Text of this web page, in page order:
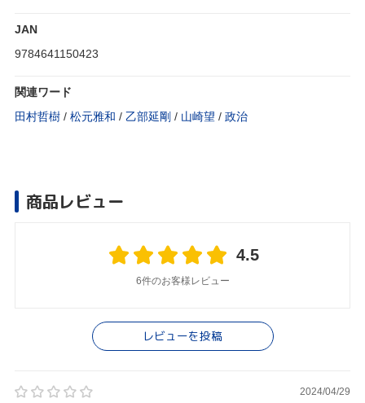
JAN
9784641150423
関連ワード
田村哲樹 / 松元雅和 / 乙部延剛 / 山崎望 / 政治
商品レビュー
4.5
6件のお客様レビュー
レビューを投稿
2024/04/29